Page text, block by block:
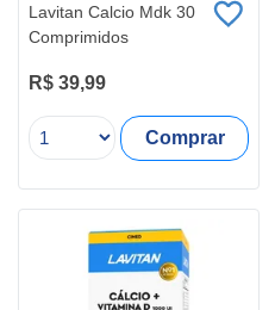
Lavitan Calcio Mdk 30
Comprimidos
R$ 39,99
Comprar